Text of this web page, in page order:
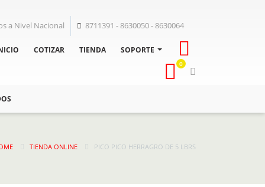
a Nivel Nacional 8711391 - 8630050 - 8630064
COTIZAR TIENDA SOPORTE
0
TIENDA ONLINE PICO PICO HERRAGRO DE 5 LBRS